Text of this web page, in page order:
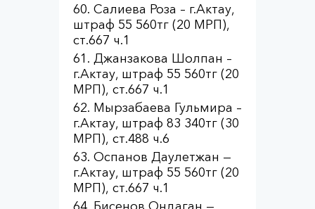
Салиева Роза – г.Актау,
штраф 55 560тг (20 МРП),
ст.667 ч.1
Джанзакова Шолпан –
г.Актау, штраф 55 560тг (20
МРП), ст.667 ч.1
Мырзабаева Гульмира –
г.Актау, штраф 83 340тг (30
МРП), ст.488 ч.6
Оспанов Даулетжан —
г.Актау, штраф 55 560тг (20
МРП), ст.667 ч.1